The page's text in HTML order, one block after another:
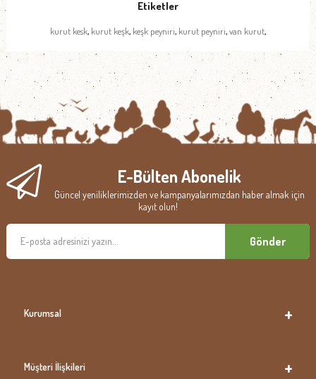
Etiketler
kurut kesk, kurut keşk, keşk peyniri, kurut peyniri,van kurut,
E-Bülten Abonelik
Güncel yeniliklerimizden ve kampanyalarımızdan haber almak için
kayıt olun!
Gönder
Kurumsal
Müşteri İlişkileri